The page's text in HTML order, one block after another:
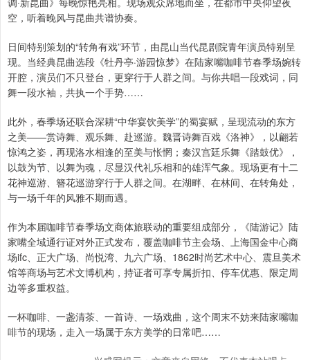
空，听着晚风与昆曲共谱协奏。
日间特别策划的“转角有戏”环节，由昆山当代昆剧院青年演员特别呈
现。当经典昆曲选段《牡丹亭·游园惊梦》在陆家嘴咖啡节春季场婉转
开腔，演员们不只登台，更穿行于人群之间。与你共唱一段戏词，同
舞一段水袖，共执一个手势……
此外，春季场还联合深耕“中华宴饮美学”的蜀宴赋，呈现流动的东方
之美——赏诗舞、观乐舞、赴巡游。魏晋诗舞百戏《洛神》，以翩若
惊鸿之姿，再现洛水相逢的至美与怅惘；秦汉宫廷乐舞《踏鼓优》，
以鼓为节、以舞为魂，尽显汉代礼乐相和的雄浑气象。现场更有十二
花神巡游、簪花巡游穿行于人群之间。在湖畔、在林间、在转角处，
与一场千年的风雅不期而遇。
作为本届咖啡节春季场文商体旅联动的重要组成部分，《陆游记》陆
家嘴全域通行证对外正式发布，覆盖咖啡节主会场、上海国金中心商
场ifc、正大广场、尚悦湾、九六广场、1862时尚艺术中心、震旦美术
馆等商场与艺术文博机构，持证者可享专属折扣、停车优惠、限定周
边等多重权益。
一杯咖啡、一盏清茶、一首诗、一场戏曲，这个周末不妨来陆家嘴咖
啡节的现场，走入一场属于东方美学的日常吧……